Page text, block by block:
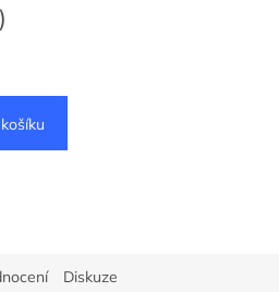
Diskuze